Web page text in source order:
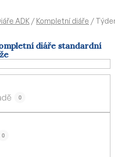
ADK / Kompletní diáře /
diáře standardní
0
0